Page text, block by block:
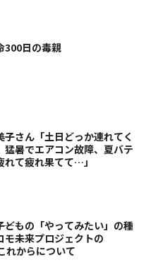
300日の毒親
子さん「土日どっか連れてく
猛暑でエアコン故障、夏バテ
て疲れ果てて…」
どもの「やってみたい」の種
モ未来プロジェクトの
れからについて